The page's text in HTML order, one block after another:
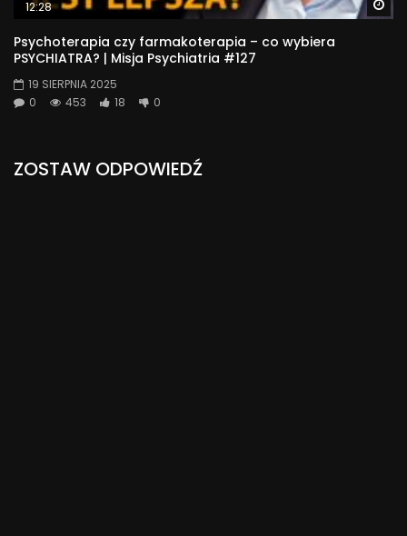
12:28
Psychoterapia czy farmakoterapia – co wybiera
PSYCHIATRA? | Misja Psychiatria #127
19 SIERPNIA 2025
0
453 18 0
ZOSTAW ODPOWIEDŹ